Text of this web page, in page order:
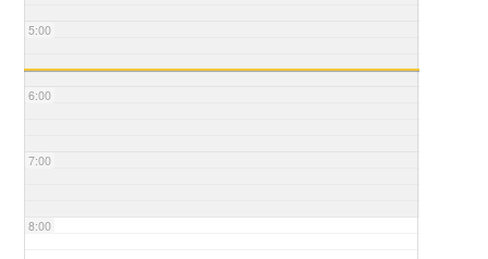
5:00
6:00
7:00
8:00